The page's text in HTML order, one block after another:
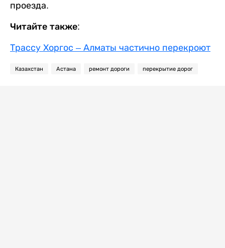
проезда.
Читайте также:
Трассу Хоргос – Алматы частично перекроют
Казахстан Астана ремонт дороги перекрытие дорог